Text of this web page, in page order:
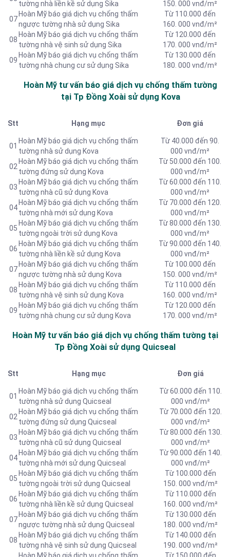
tường nhà liền kề sử dụng Sika
150. 000 vnđ/m²
07
Hoàn Mỹ báo giá dịch vụ chống thấm
ngược tường nhà sử dụng Sika
Từ 110.000 đến
160. 000 vnđ/m²
08
Hoàn Mỹ báo giá dịch vụ chống thấm
tường nhà vệ sinh sử dụng Sika
Từ 120.000 đến
170. 000 vnđ/m²
09
Hoàn Mỹ báo giá dịch vụ chống thấm
tường nhà chung cư sử dụng Sika
Từ 130.000 đến
180. 000 vnđ/m²
Hoàn Mỹ tư vấn báo giá dịch vụ chống thấm tường
tại Tp Đồng Xoài sử dụng Kova
Stt Hạng mục Đơn giá
01
Hoàn Mỹ báo giá dịch vụ chống thấm
tường nhà sử dụng Kova
Từ 40.000 đến 90.
000 vnđ/m²
02
Hoàn Mỹ báo giá dịch vụ chống thấm
tường đứng sử dụng Kova
Từ 50.000 đến 100.
000 vnđ/m²
03
Hoàn Mỹ báo giá dịch vụ chống thấm
tường nhà cũ sử dụng Kova
Từ 60.000 đến 110.
000 vnđ/m²
04
Hoàn Mỹ báo giá dịch vụ chống thấm
tường nhà mới sử dụng Kova
Từ 70.000 đến 120.
000 vnđ/m²
05
Hoàn Mỹ báo giá dịch vụ chống thấm
tường ngoài trời sử dụng Kova
Từ 80.000 đến 130.
000 vnđ/m²
06
Hoàn Mỹ báo giá dịch vụ chống thấm
tường nhà liền kề sử dụng Kova
Từ 90.000 đến 140.
000 vnđ/m²
07
Hoàn Mỹ báo giá dịch vụ chống thấm
ngược tường nhà sử dụng Kova
Từ 100.000 đến
150. 000 vnđ/m²
08
Hoàn Mỹ báo giá dịch vụ chống thấm
tường nhà vệ sinh sử dụng Kova
Từ 110.000 đến
160. 000 vnđ/m²
09
Hoàn Mỹ báo giá dịch vụ chống thấm
tường nhà chung cư sử dụng Kova
Từ 120.000 đến
170. 000 vnđ/m²
Hoàn Mỹ tư vấn báogiá dịch vụ chống thấm tường tại
Tp Đồng Xoài sử dụng Quicseal
Stt Hạng mục Đơn giá
01
Hoàn Mỹ báo giá dịch vụ chống thấm
tường nhà sử dụng Quicseal
Từ 60.000 đến 110.
000 vnđ/m²
02
Hoàn Mỹ báo giá dịch vụ chống thấm
tường đứng sử dụng Quicseal
Từ 70.000 đến 120.
000 vnđ/m²
03
Hoàn Mỹ báo giá dịch vụ chống thấm
tường nhà cũ sử dụng Quicseal
Từ 80.000 đến 130.
000 vnđ/m²
04
Hoàn Mỹ báo giá dịch vụ chống thấm
tường nhà mới sử dụng Quicseal
Từ 90.000 đến 140.
000 vnđ/m²
05
Hoàn Mỹ báo giá dịch vụ chống thấm
tường ngoài trời sử dụng Quicseal
Từ 100.000 đến
150. 000 vnđ/m²
06
Hoàn Mỹ báo giá dịch vụ chống thấm
tường nhà liền kề sử dụng Quicseal
Từ 110.000 đến
160. 000 vnđ/m²
07
Hoàn Mỹ báo giá dịch vụ chống thấm
ngược tường nhà sử dụng Quicseal
Từ 130.000 đến
180. 000 vnđ/m²
08
Hoàn Mỹ báo giá dịch vụ chống thấm
tường nhà vệ sinh sử dụng Quicseal
Từ 140.000 đến
190. 000 vnđ/m²